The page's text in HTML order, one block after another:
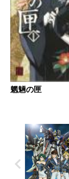
魍魎の匣